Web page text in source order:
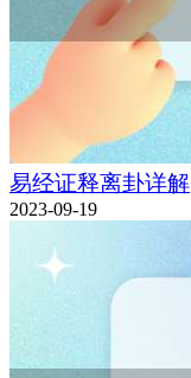
易经证释离卦详解
2023-09-19